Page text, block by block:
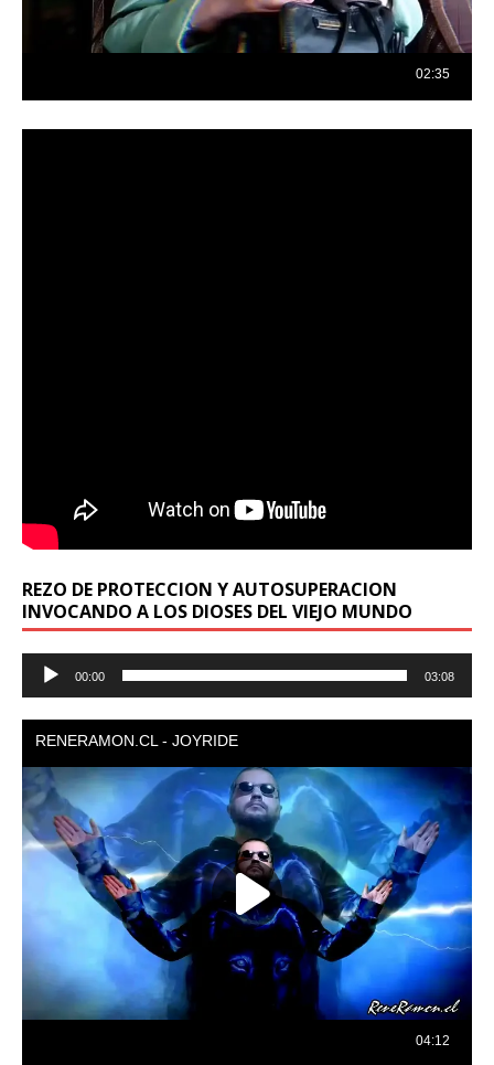
REZO DE PROTECCION Y AUTOSUPERACION
INVOCANDO A LOS DIOSES DEL VIEJO MUNDO
Reproductor
00:00 03:08